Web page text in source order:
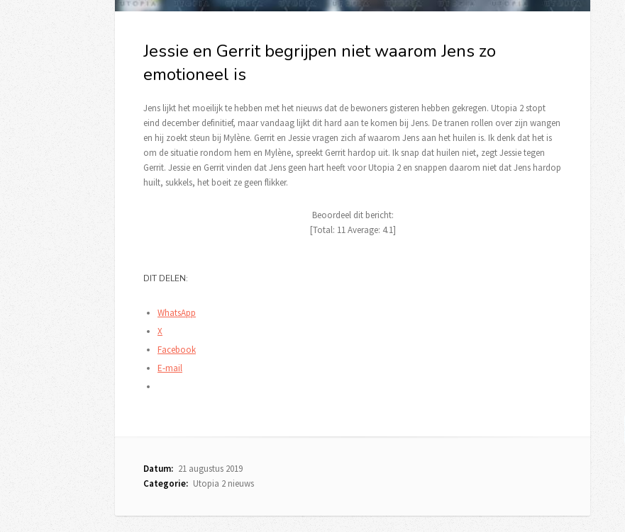
Jessie en Gerrit begrijpen niet waarom Jens zo
emotioneel is
Jens lijkt het moeilijk te hebben met het nieuws dat de bewoners gisteren hebben gekregen. Utopia 2 stopt
eind december definitief, maar vandaag lijkt dit hard aan te komen bij Jens. De tranen rollen over zijn wangen
en hij zoekt steun bij Mylène. Gerrit en Jessie vragen zich af waarom Jens aan het huilen is. Ik denk dat het is
om de situatie rondom hem en Mylène, spreekt Gerrit hardop uit. Ik snap dat huilen niet, zegt Jessie tegen
Gerrit. Jessie en Gerrit vinden dat Jens geen hart heeft voor Utopia 2 en snappen daarom niet dat Jens hardop
huilt, sukkels, het boeit ze geen flikker.
Beoordeel dit bericht:
[Total: 11Average: 4.1]
DIT DELEN:
WhatsApp
X
Facebook
E-mail
Datum: 21 augustus 2019
Categorie: Utopia 2 nieuws